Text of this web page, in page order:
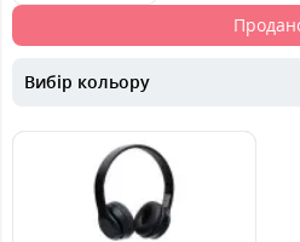
Вибір кольору